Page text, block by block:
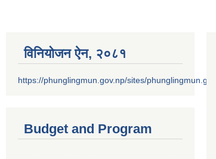
विनियोजन ऐन‚ २०८१
https://phunglingmun.gov.np/sites/
Budget and Program